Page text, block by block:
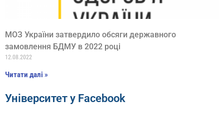
МОЗ України затвердило обсяги державного
замовлення БДМУ в 2022 році
12.08.2022
Читати далі »
Університет у Facebook